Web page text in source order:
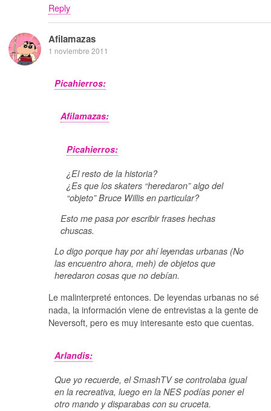
Reply
Afilamazas
1 noviembre 2011
Picahierros:
Afilamazas:
Picahierros:
¿El resto de la historia?
¿Es que los skaters “heredaron” algo del
“objeto” Bruce Willis en particular?
Esto me pasa por escribir frases hechas
chuscas.
Lo digo porque hay por ahí leyendas urbanas (No
las encuentro ahora, meh) de objetos que
heredaron cosas que no debían.
Le malinterpreté entonces. De leyendas urbanas no sé
nada, la información viene de entrevistas a la gente de
Neversoft, pero es muy interesante esto que cuentas.
Arlandis:
Que yo recuerde, el SmashTV se controlaba igual
en la recreativa, luego en la NES podías poner el
otro mando y disparabas con su cruceta.